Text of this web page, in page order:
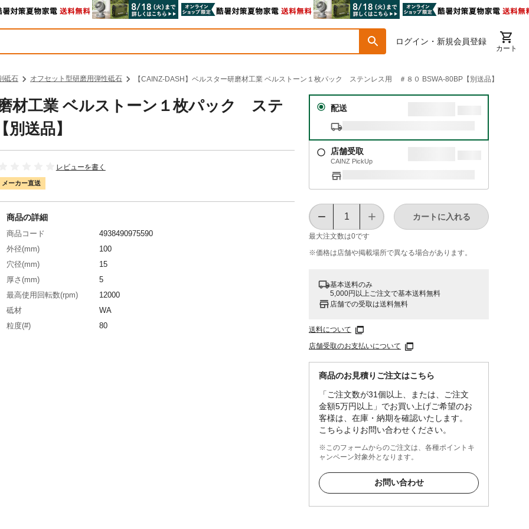
ログイン・新規会員登録
カート
砥石 オフセット型研磨用弾性砥石 【CAINZ-DASH】ベルスター研磨材工業 ベルストーン１枚パック ステンレス用 ＃８０ BSWA-80BP【別送品】
材工業 ベルストーン１枚パック ステ
送品】
レビューを書く
メーカー直送
配送
店舗受取
CAINZ PickUp
最大注文数は0です
カートに入れる
※価格は​店舗や​掲載場所で​異なる​場合が​あります。
基本送料のみ
5,000円以上ご注文で基本送料無料
店舗での受取は送料無料
送料について
店舗受取のお支払いについて
商品のお見積りご注文はこちら
「ご注文数が31個以上、または、ご注文
金額5万円以上」でお買い上げご希望のお
客様は、在庫・納期を確認いたします。
こちらよりお問い合わせください。
※このフォームからのご注文は、各種ポイントキ
ャンペーン対象外となります。
お問い合わせ
商品の詳細
商品コード
4938490975590
外径(mm)
100
穴径(mm)
15
厚さ(mm)
5
最高使用回転数(rpm)
12000
砥材
WA
粒度(#)
80